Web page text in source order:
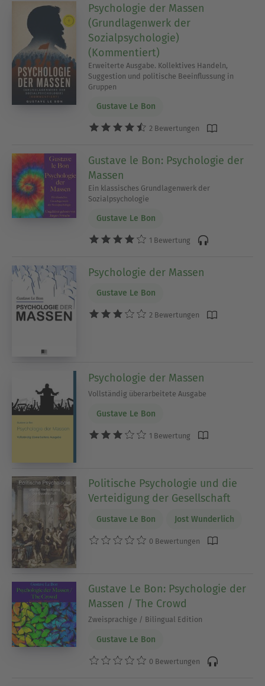
Psychologie der Massen
(Grundlagenwerk der
Sozialpsychologie)
(Kommentiert)
Erweiterte Ausgabe. Kollektives Handeln,
Suggestion und politische Beeinflussung in
Gruppen
Gustave Le Bon
2 Bewertungen
Gustave le Bon: Psychologie der
Massen
Ein klassisches Grundlagenwerk der
Sozialpsychologie
Gustave Le Bon
1 Bewertung
Psychologie der Massen
Gustave Le Bon
2 Bewertungen
Psychologie der Massen
Vollständig überarbeitete Ausgabe
Gustave Le Bon
1 Bewertung
Politische Psychologie und die
Verteidigung der Gesellschaft
Gustave Le Bon Jost Wunderlich
0 Bewertungen
Gustave Le Bon: Psychologie der
Massen / The Crowd
Zweisprachige / Bilingual Edition
Gustave Le Bon
0 Bewertungen